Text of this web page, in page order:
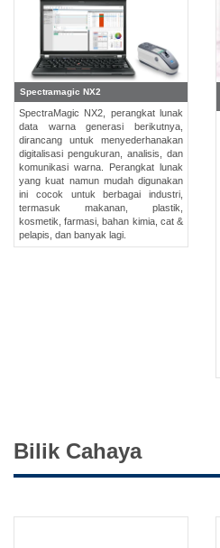
Spectramagic NX2
SpectraMagic NX2, perangkat lunak
data warna generasi berikutnya,
dirancang untuk menyederhanakan
digitalisasi pengukuran, analisis, dan
komunikasi warna. Perangkat lunak
yang kuat namun mudah digunakan
ini cocok untuk berbagai industri,
termasuk makanan, plastik,
kosmetik, farmasi, bahan kimia, cat &
pelapis, dan banyak lagi.
Bilik Cahaya